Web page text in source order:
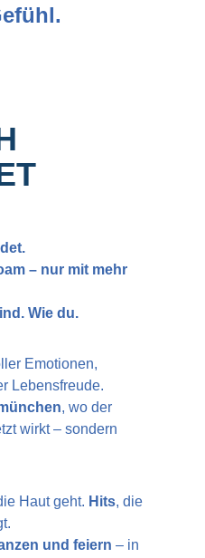
– nur mit mehr
Wie du.
Emotionen,
Lebensfreude.
, wo der
wirkt – sondern
Haut geht. Hits, die
und feiern – in